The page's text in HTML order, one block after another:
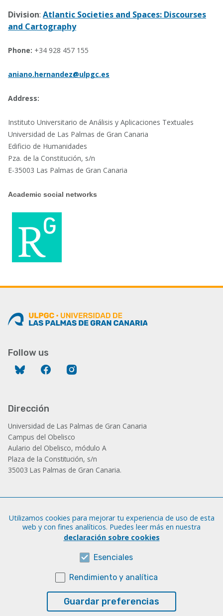
Division: Atlantic Societies and Spaces: Discourses
and Cartography
Phone: +34 928 457 155
aniano.hernandez@ulpgc.es
Address:
Instituto Universitario de Análisis y Aplicaciones Textuales
Universidad de Las Palmas de Gran Canaria
Edificio de Humanidades
Pza. de la Constitución, s/n
E-35003 Las Palmas de Gran Canaria
Academic social networks
Follow us
Bluesky Facebook
Dirección
Universidad de Las Palmas de Gran Canaria
Campus del Obelisco
Aulario del Obelisco, módulo A
Plaza de la Constitución, s/n
35003 Las Palmas de Gran Canaria.
Tfno.: +34 928 452 771 / 452 787
Fax: +34 928 451 701
Sobre esta web
Utilizamos cookies para mejorar tu experiencia de uso de esta
web y con fines analíticos. Puedes leer más en nuestra
declaración sobre cookies
Esenciales
Rendimiento y analítica
Guardar preferencias